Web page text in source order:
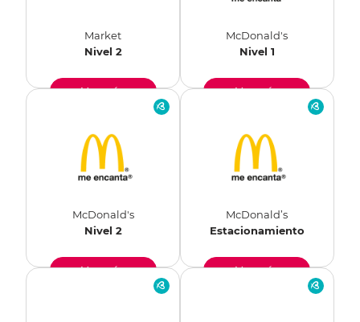
Market
Nivel 2
Ver más
McDonald's
Nivel 1
Ver más
McDonald's
Nivel 2
Ver más
McDonald’s
Estacionamiento
Ver más